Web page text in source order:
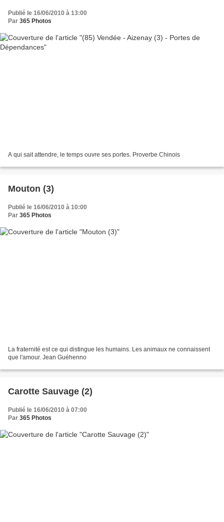
Publié le 16/06/2010 à 13:00
Par 365 Photos
A qui sait attendre, le temps ouvre ses portes. Proverbe Chinois
Mouton (3)
Publié le 16/06/2010 à 10:00
Par 365 Photos
La fraternité est ce qui distingue les humains. Les animaux ne connaissent
que l'amour. Jean Guéhenno
Carotte Sauvage (2)
Publié le 16/06/2010 à 07:00
Par 365 Photos